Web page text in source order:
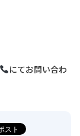
にてお問い合わ